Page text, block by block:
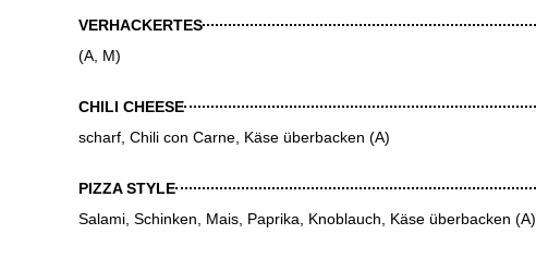
VERHACKERTES
(A, M)
CHILI CHEESE
scharf, Chili con Carne, Käse überbacken (A)
PIZZA STYLE
Salami, Schinken, Mais, Paprika, Knoblauch, Käse überbacken (A)